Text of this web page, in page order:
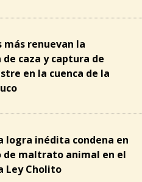
más renuevan la
caza y captura de
en la cuenca de la
logra inédita condena en
de maltrato animal en el
Ley Cholito